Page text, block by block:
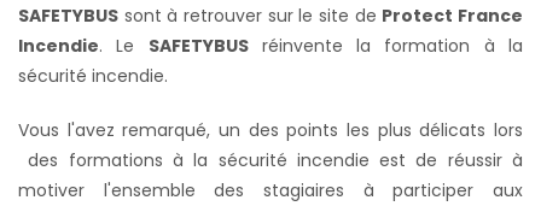
SAFETYBUS sont à retrouver sur le site de Protect France
Incendie. Le SAFETYBUSréinvente la formation à la
sécurité incendie.
Vous l'avez remarqué, un des points les plus délicats lors
des formations à la sécurité incendie est de réussir à
motiver l'ensemble des stagiaires à participer aux